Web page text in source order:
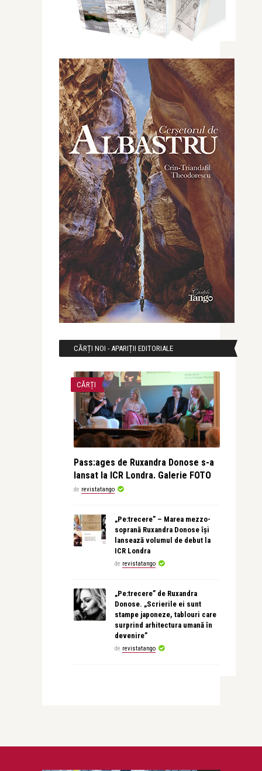
CĂRȚI NOI - APARIȚII EDITORIALE
CĂRȚI
Pass:ages de Ruxandra Donose s-a
lansat la ICR Londra. Galerie FOTO
de revistatango
„Pe:trecere” – Marea mezzo-
soprană Ruxandra Donose își
lansează volumul de debut la
ICR Londra
de revistatango
„Pe:trecere” de Ruxandra
Donose. „Scrierile ei sunt
stampe japoneze, tablouri care
surprind arhitectura umană în
devenire”
de revistatango